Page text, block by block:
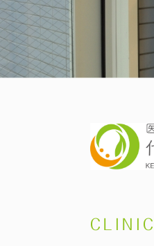
CLINIC